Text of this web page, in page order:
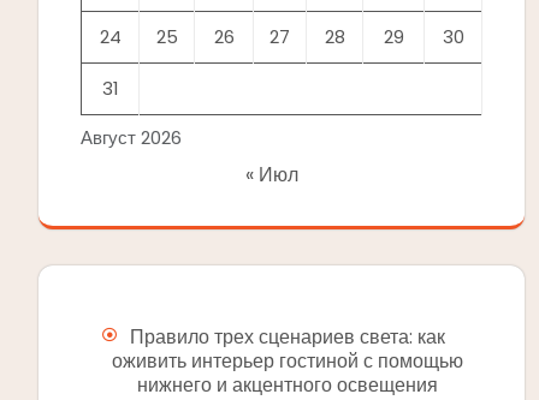
Август 2026
24 25 26 27 28 29 30
31
« Июл
Правило трех сценариев света: как
оживить интерьер гостиной с помощью
нижнего и акцентного освещения